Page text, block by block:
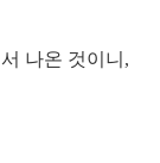
나온 것이니,